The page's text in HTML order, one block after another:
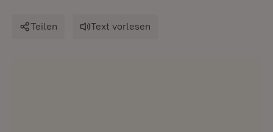
Teilen Text vorlesen